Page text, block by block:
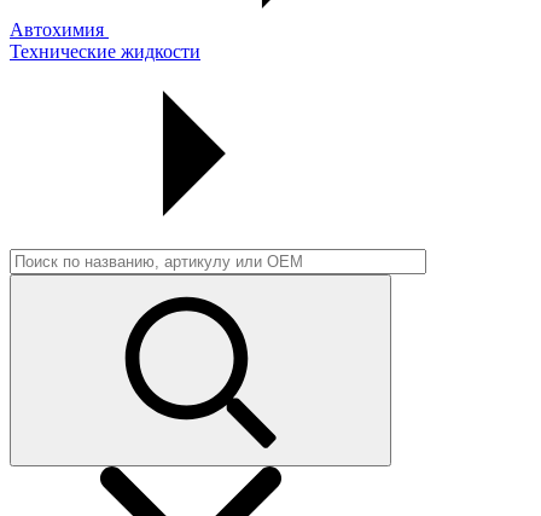
Автохимия
Технические жидкости